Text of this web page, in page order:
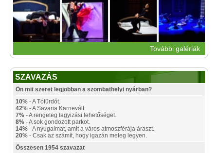
További galériák
SZAVAZÁS
Ön mit szeret legjobban a szombathelyi nyárban?
10% - A Tófürdőt.
42% - A Savaria Karnevált.
7% - A rengeteg fagyizási lehetőséget.
8% - A sok gondozott parkot.
14% - A nyugalmat, amit a város atmoszférája áraszt.
20% - Csak az számít, hogy igazán meleg legyen.
Összesen 1954 szavazat